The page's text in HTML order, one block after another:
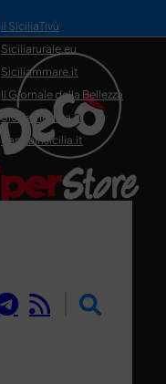
il SiciliaTivù
Siciliarurale.eu
Siciliammare.it
Il Giornale della Bellezza
Siciliamedica.it
Sanitainsicilia.it